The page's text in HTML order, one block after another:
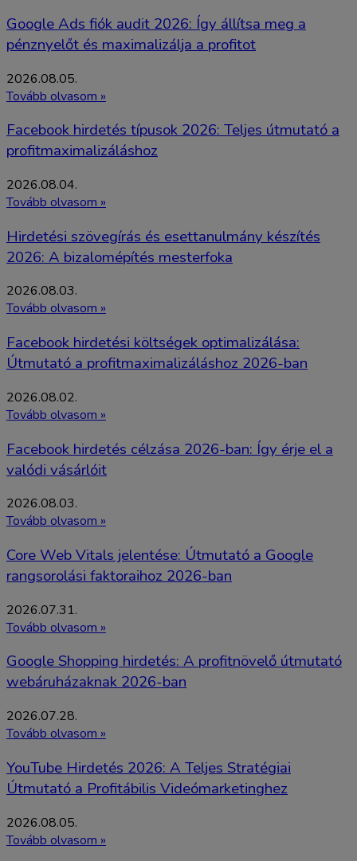
Google Ads fiók audit 2026: Így állítsa meg a
pénznyelőt és maximalizálja a profitot
2026.08.05.
Tovább olvasom »
Facebook hirdetés típusok 2026: Teljes útmutató a
profitmaximalizáláshoz
2026.08.04.
Tovább olvasom »
Hirdetési szövegírás és esettanulmány készítés
2026: A bizalomépítés mesterfoka
2026.08.03.
Tovább olvasom »
Facebook hirdetési költségek optimalizálása:
Útmutató a profitmaximalizáláshoz 2026-ban
2026.08.02.
Tovább olvasom »
Facebook hirdetés célzása 2026-ban: Így érje el a
valódi vásárlóit
2026.08.03.
Tovább olvasom »
Core Web Vitals jelentése: Útmutató a Google
rangsorolási faktoraihoz 2026-ban
2026.07.31.
Tovább olvasom »
Google Shopping hirdetés: A profitnövelő útmutató
webáruházaknak 2026-ban
2026.07.28.
Tovább olvasom »
YouTube Hirdetés 2026: A Teljes Stratégiai
Útmutató a Profitábilis Videómarketinghez
2026.08.05.
Tovább olvasom »